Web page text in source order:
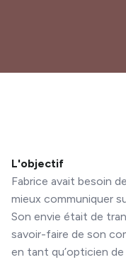
L'objectif
Fabrice avait besoin
mieux communiquer
Son envie était de
savoir-faire de son
en tant qu’opticien